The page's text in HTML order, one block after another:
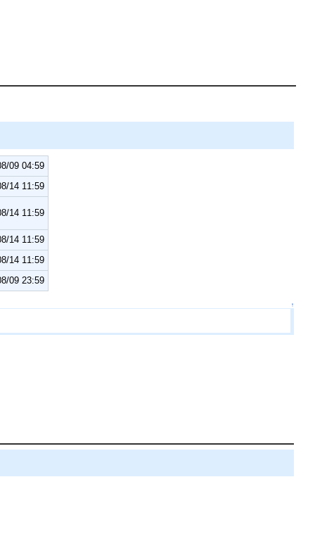
09 04:59
14 11:59
14 11:59
14 11:59
14 11:59
09 23:59
↑